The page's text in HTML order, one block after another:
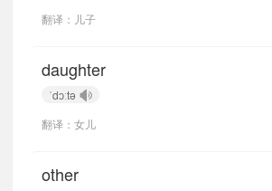
翻译：儿子
daughter
ˈdɔːtə
翻译：女儿
other